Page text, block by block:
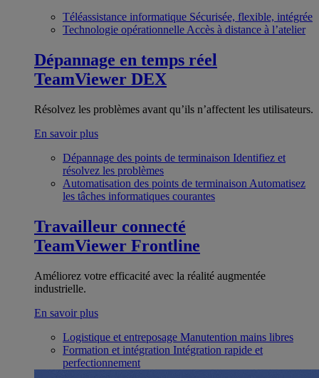
Téléassistance informatique Sécurisée, flexible, intégrée
Technologie opérationnelle Accès à distance à l’atelier
Dépannage en temps réel
TeamViewer DEX
Résolvez les problèmes avant qu’ils n’affectent les utilisateurs.
En savoir plus
Dépannage des points de terminaison Identifiez et
résolvez les problèmes
Automatisation des points de terminaison Automatisez
les tâches informatiques courantes
Travailleur connecté
TeamViewer Frontline
Améliorez votre efficacité avec la réalité augmentée
industrielle.
En savoir plus
Logistique et entreposage Manutention mains libres
Formation et intégration Intégration rapide et
perfectionnement